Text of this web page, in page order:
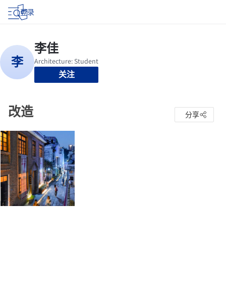
登录
关注
改造 分享